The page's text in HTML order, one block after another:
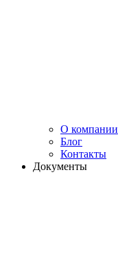
О компании
Блог
Контакты
Документы